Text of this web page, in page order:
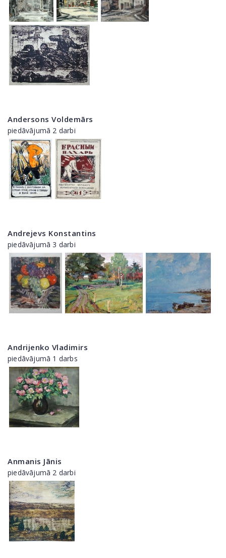
Andersons Voldemārs
piedāvājumā 2 darbi
Andrejevs Konstantins
piedāvājumā 3 darbi
Andrijenko Vladimirs
piedāvājumā 1 darbs
Anmanis Jānis
piedāvājumā 2 darbi